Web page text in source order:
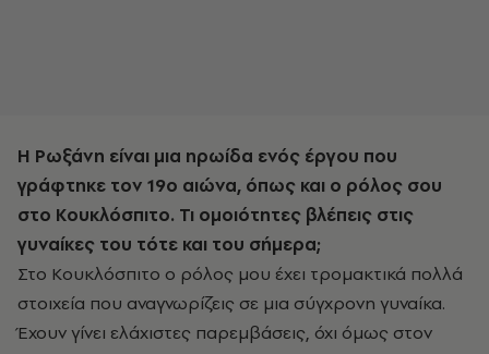
Η Ρωξάνη είναι μια ηρωίδα ενός έργου που
γράφτηκε τον 19ο αιώνα, όπως και ο ρόλος σου
στο Κουκλόσπιτο. Τι ομοιότητες βλέπεις στις
γυναίκες του τότε και του σήμερα;
Στο Κουκλόσπιτο ο ρόλος μου έχει τρομακτικά πολλά
στοιχεία που αναγνωρίζεις σε μια σύγχρονη γυναίκα.
Έχουν γίνει ελάχιστες παρεμβάσεις, όχι όμως στον